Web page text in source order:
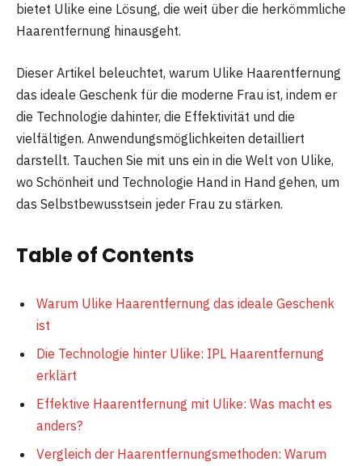
bietet Ulike eine Lösung, die weit über die herkömmliche
Haarentfernung hinausgeht.
Dieser Artikel beleuchtet, warum Ulike Haarentfernung
das ideale Geschenk für die moderne Frau ist, indem er
die Technologie dahinter, die Effektivität und die
vielfältigen. Anwendungsmöglichkeiten detailliert
darstellt. Tauchen Sie mit uns ein in die Welt von Ulike,
wo Schönheit und Technologie Hand in Hand gehen, um
das Selbstbewusstsein jeder Frau zu stärken.
Table of Contents
Warum Ulike Haarentfernung das ideale Geschenk
ist
Die Technologie hinter Ulike: IPL Haarentfernung
erklärt
Effektive Haarentfernung mit Ulike: Was macht es
anders?
Vergleich der Haarentfernungsmethoden: Warum